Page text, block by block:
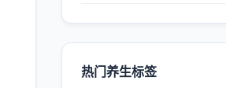
热门养生标签